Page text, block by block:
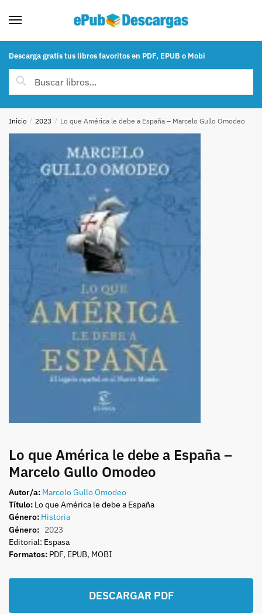
Descarga gratis tus libros favoritos en PDF, EPUB o Mobi
Buscar por:
Buscar
Inicio / 2023 / Lo que América le debe a España – Marcelo Gullo Omodeo
Lo que América le debe a España –
Marcelo Gullo Omodeo
Autor/a: Marcelo Gullo Omodeo
Título: Lo que América le debe a España
Género: Historia
Género: 2023
Editorial: Espasa
Formatos: PDF, EPUB, MOBI
DESCARGAR PDF